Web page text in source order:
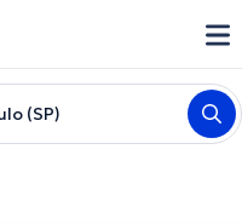
(SP)